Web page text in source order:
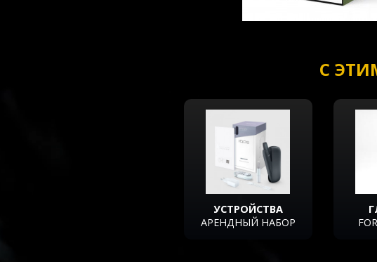
С
УСТРОЙСТВА
АРЕНДНЫЙ НАБОР